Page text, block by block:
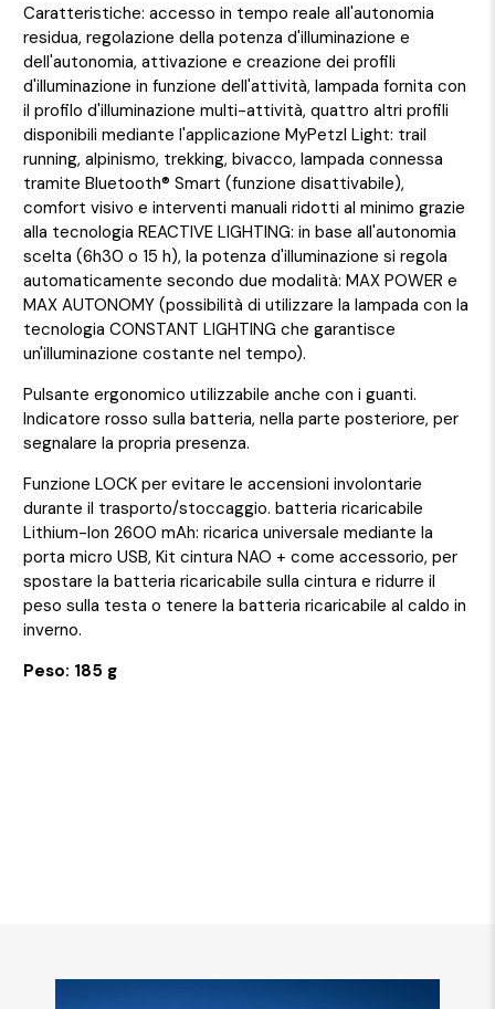
Caratteristiche: accesso in tempo reale all'autonomia
residua, regolazione della potenza d'illuminazione e
dell'autonomia, attivazione e creazione dei profili
d'illuminazione in funzione dell'attività, lampada fornita con
il profilo d'illuminazione multi-attività, quattro altri profili
disponibili mediante l'applicazione MyPetzl Light: trail
running, alpinismo, trekking, bivacco, lampada connessa
tramite Bluetooth® Smart (funzione disattivabile),
comfort visivo e interventi manuali ridotti al minimo grazie
alla tecnologia REACTIVE LIGHTING: in base all'autonomia
scelta (6h30 o 15 h), la potenza d'illuminazione si regola
automaticamente secondo due modalità: MAX POWER e
MAX AUTONOMY (possibilità di utilizzare la lampada con la
tecnologia CONSTANT LIGHTING che garantisce
un'illuminazione costante nel tempo).
Pulsante ergonomico utilizzabile anche con i guanti.
Indicatore rosso sulla batteria, nella parte posteriore, per
segnalare la propria presenza.
Funzione LOCK per evitare le accensioni involontarie
durante il trasporto/stoccaggio. batteria ricaricabile
Lithium-Ion 2600 mAh: ricarica universale mediante la
porta micro USB, Kit cintura NAO + come accessorio, per
spostare la batteria ricaricabile sulla cintura e ridurre il
peso sulla testa o tenere la batteria ricaricabile al caldo in
inverno.
Peso: 185 g